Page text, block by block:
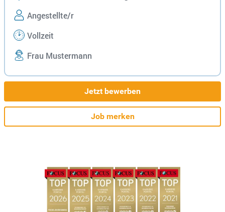
Angestellte/r
Vollzeit
Frau Mustermann
Jetzt bewerben
Job merken